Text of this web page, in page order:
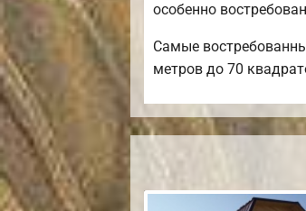
особенно
Самые
метров до 70